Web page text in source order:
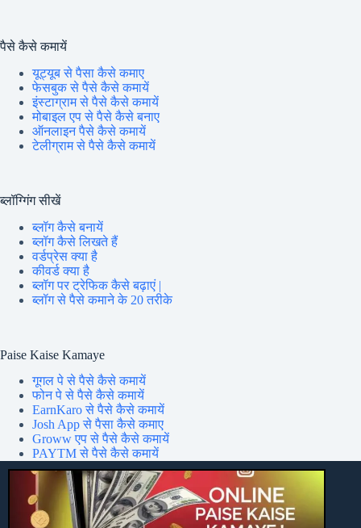
पैसे कैसे कमायें
यूट्यूब से पैसा कैसे कमाए
फेसबुक से पैसे कैसे कमायें
इंस्टाग्राम से पैसे कैसे कमायें
मोबाइल एप से पैसे कैसे बनाए
ऑनलाइन पैसे कैसे कमायें
टेलीग्राम से पैसे कैसे कमायें
ब्लॉग्गिंग सीखें
ब्लॉग कैसे बनायें
ब्लॉग कैसे लिखते हैं
वर्डप्रेस क्या है
कीवर्ड क्या है
ब्लॉग पर ट्रेफिक कैसे बढ़ाएं |
ब्लॉग से पैसे कमाने के 20 तरीके
Paise Kaise Kamaye
गूगल पे से पैसे कैसे कमायें
फोन पे से पैसे कैसे कमायें
EarnKaro से पैसे कैसे कमायें
Josh App से पैसा कैसे कमाए
Groww एप से पैसे कैसे कमायें
PAYTM से पैसे कैसे कमायें